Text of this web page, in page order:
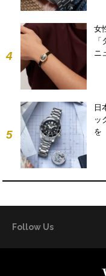
4
女
ニ
5
日
ッ
を
Follow Us